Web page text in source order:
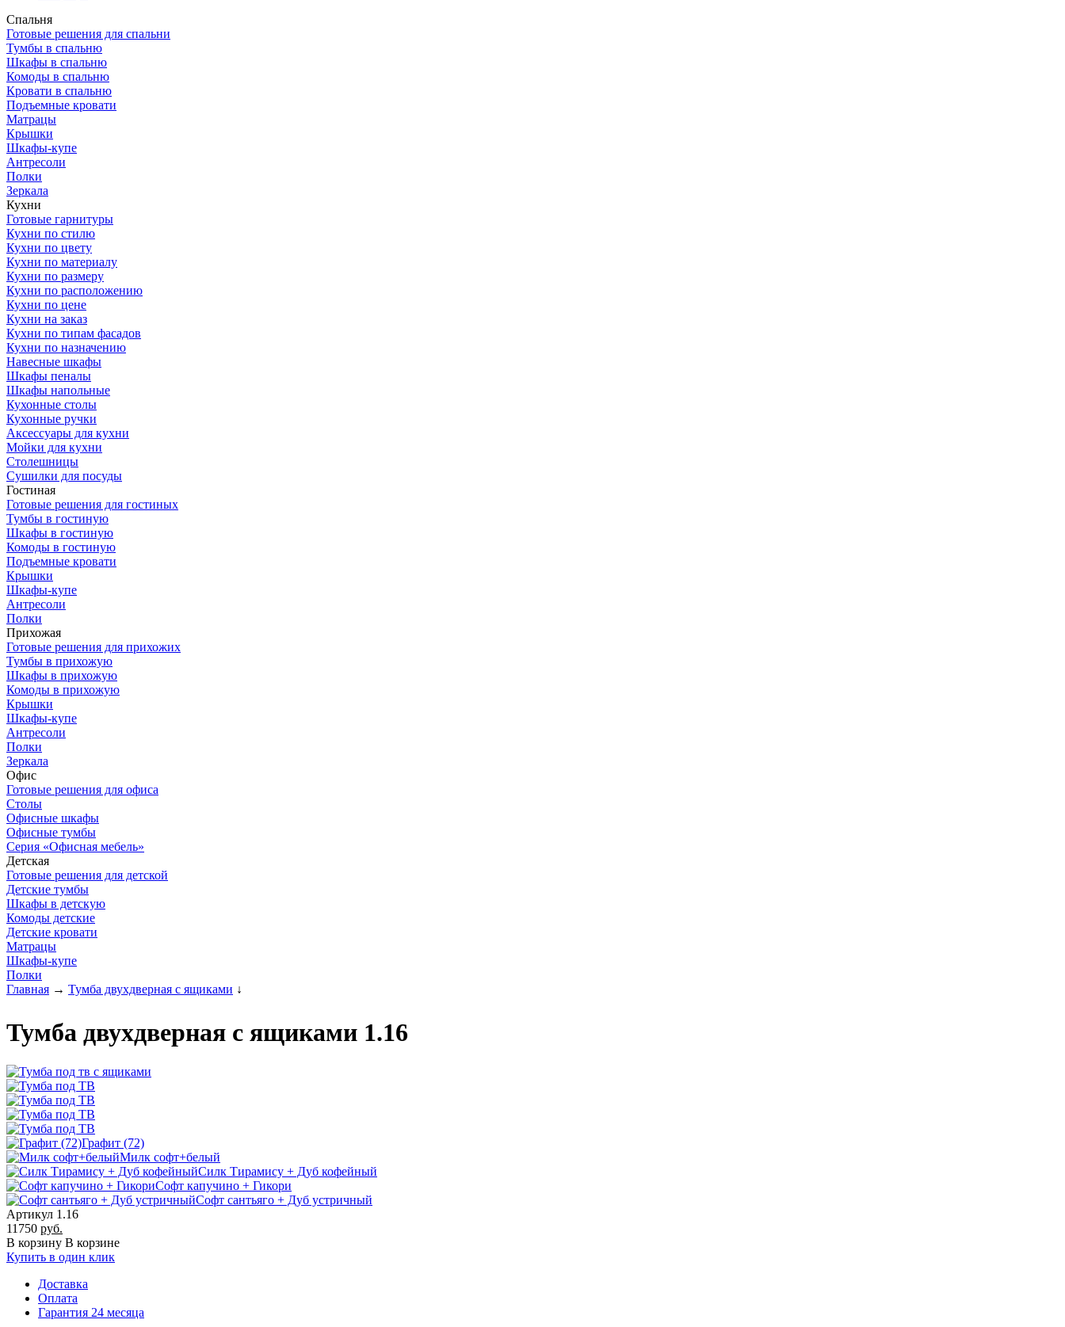
Спальня
Готовые решения для спальни
Тумбы в спальню
Шкафы в спальню
Комоды в спальню
Кровати в спальню
Подъемные кровати
Матрацы
Крышки
Шкафы-купе
Антресоли
Полки
Зеркала
Кухни
Готовые гарнитуры
Кухни по стилю
Кухни по цвету
Кухни по материалу
Кухни по размеру
Кухни по расположению
Кухни по цене
Кухни на заказ
Кухни по типам фасадов
Кухни по назначению
Навесные шкафы
Шкафы пеналы
Шкафы напольные
Кухонные столы
Кухонные ручки
Аксессуары для кухни
Мойки для кухни
Столешницы
Сушилки для посуды
Гостиная
Готовые решения для гостиных
Тумбы в гостиную
Шкафы в гостиную
Комоды в гостиную
Подъемные кровати
Крышки
Шкафы-купе
Антресоли
Полки
Прихожая
Готовые решения для прихожих
Тумбы в прихожую
Шкафы в прихожую
Комоды в прихожую
Крышки
Шкафы-купе
Антресоли
Полки
Зеркала
Офис
Готовые решения для офиса
Столы
Офисные шкафы
Офисные тумбы
Серия «Офисная мебель»
Детская
Готовые решения для детской
Детские тумбы
Шкафы в детскую
Комоды детские
Детские кровати
Матрацы
Шкафы-купе
Полки
Главная → Тумба двухдверная с ящиками ↓
Тумба двухдверная с ящиками 1.16
Графит (72)
Милк софт+белый
Силк Тирамису + Дуб кофейный
Софт капучино + Гикори
Софт сантьяго + Дуб устричный
Артикул 1.16
11750 руб.
В корзину В корзине
Купить в один клик
Доставка
Оплата
Гарантия 24 месяца